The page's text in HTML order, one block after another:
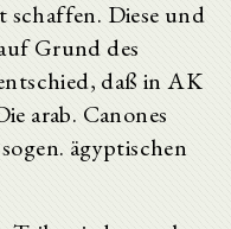
schaffen. Diese und
Grund des
daß in AK
arab. Canones
ägyptischen